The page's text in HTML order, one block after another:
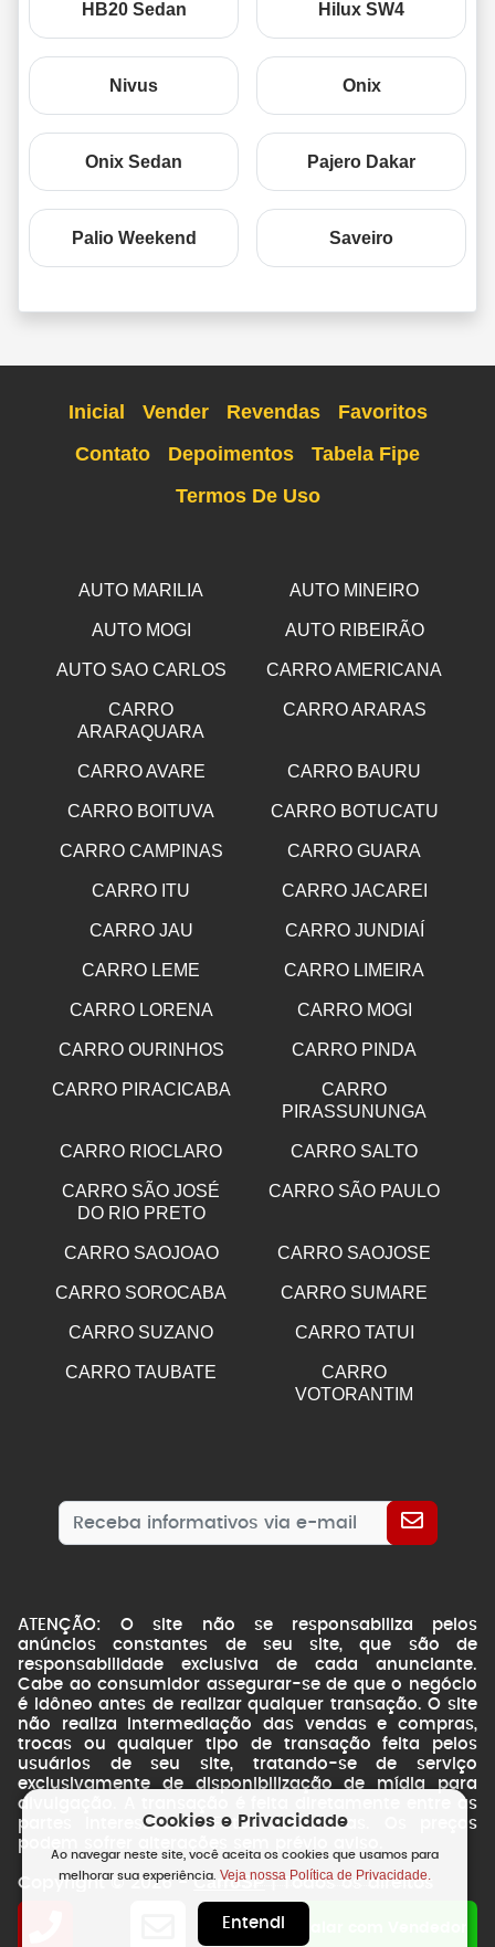
HB20 Sedan Hilux SW4
Nivus Onix
Onix Sedan Pajero Dakar
Palio Weekend Saveiro
Inicial Vender Revendas
Favoritos
Contato
Depoimentos
Tabela Fipe
Termos De Uso
AUTO MARILIA AUTO MINEIRO
AUTO MOGI AUTO RIBEIRÃO
AUTO SAO CARLOS CARRO AMERICANA
CARRO
ARARAQUARA
CARRO ARARAS
CARRO AVARE CARRO BAURU
CARRO BOITUVA CARRO BOTUCATU
CARRO CAMPINAS CARRO GUARA
CARRO ITU CARRO JACAREI
CARRO JAU CARRO JUNDIAÍ
CARRO LEME CARRO LIMEIRA
CARRO LORENA CARRO MOGI
CARRO OURINHOS CARRO PINDA
CARRO PIRACICABA
CARRO
PIRASSUNUNGA
CARRO RIOCLARO CARRO SALTO
CARRO SÃO JOSÉ
DO RIO PRETO
CARRO SÃO PAULO
CARRO SAOJOAO CARRO SAOJOSE
CARRO SOROCABA CARRO SUMARE
CARRO SUZANO CARRO TATUI
CARRO TAUBATE
CARRO
VOTORANTIM
ATENÇÃO: O site não se responsabiliza pelos
anúncios constantes de seu site, que são de
responsabilidade exclusiva de cada anunciante.
Cabe ao consumidor assegurar-se de que o negócio
é idôneo antes de realizar qualquer transação. O site
não realiza intermediação das vendas e compras,
trocas ou qualquer tipo de transação feita pelos
usuários de seu site, tratando-se de serviço
exclusivamente de disponibilização de mídia para
divulgação. A transação é feita diretamente entre as
partes interessadas. Fotos ilustrativas. Os preços
podem sofrer alterações sem prévio aviso.
Copyright © 2026 -CarroSP| Todos os direitos
reservados.
Cookies e Privacidade
Ao navegar neste site, você aceita os cookies que usamos para
melhorar sua experiência.Veja nossa Política de Privacidade.
Entendi